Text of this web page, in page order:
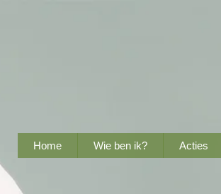
Home Wie ben ik? Acties